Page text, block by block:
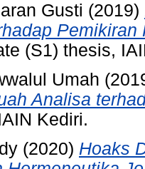
Gusti (2019)
(S1) thesis,
Umah
Analisa
Kediri.
(2020) Hoaks